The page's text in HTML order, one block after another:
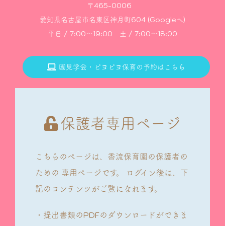
〒465-0006
愛知県名古屋市名東区神月町604 (Googleへ)
平日 / 7:00～19:00 土 / 7:00～18:00
園見学会・ピヨピヨ保育の予約はこちら
保護者専用ページ
こちらのページは、香流保育園の保護者の
ための 専用ページです。
ログイン後は、下
記のコンテンツがご覧になれます。
・提出書類のPDFのダウンロードができま